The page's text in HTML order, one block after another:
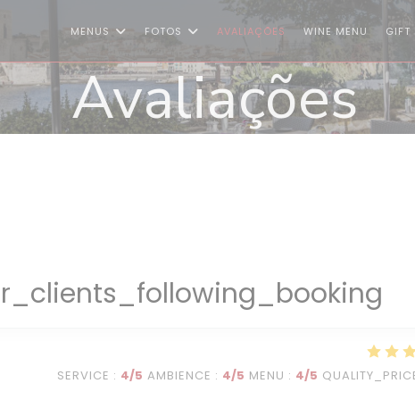
MENUS FOTOS AVALIAÇÕES WINE MENU ((ABRE
GIFT
Avaliações
SERVICE : 4/5 AMBIENCE : 4/5 MENU : 4/5